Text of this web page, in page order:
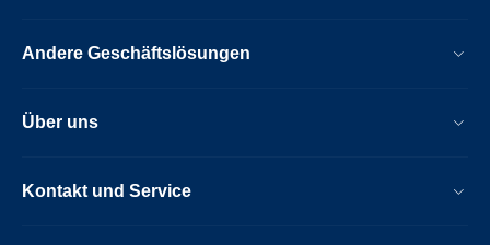
Andere Geschäftslösungen
Über uns
Kontakt und Service